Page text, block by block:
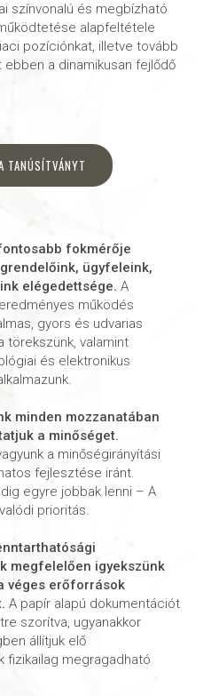
színvonalú és megbízható
alapfeltétele
pozíciónkat, illetve tovább
a dinamikusan fejlődő
TANÚSÍTVÁNYT
fokmérője
ügyfeleink,
elégedettsége. A
működés
gyors és udvarias
törekszünk, valamint
és elektronikus
minden mozzanatában
a minőséget.
a minőségirányítási
fejlesztése iránt.
egyre jobbak lenni – A
prioritás.
megfelelően igyekszünk
véges erőforrások
A papír alapú dokumentációt
szorítva, ugyanakkor
állítjuk elő
fizikailag megragadható